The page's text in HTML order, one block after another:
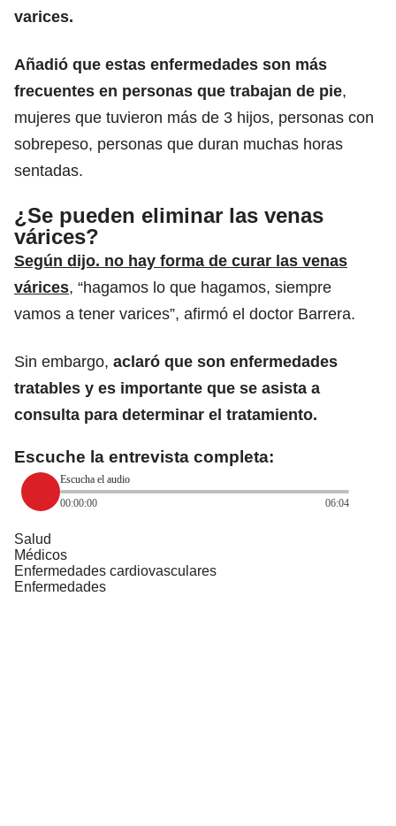
varices.
Añadió que estas enfermedades son más
frecuentes en personas que trabajan de pie,
mujeres que tuvieron más de 3 hijos, personas con
sobrepeso, personas que duran muchas horas
sentadas.
¿Se pueden eliminar las venas
várices?
Según dijo. no hay forma de curar las venas
várices, “hagamos lo que hagamos, siempre
vamos a tener varices”, afirmó el doctor Barrera.
Sin embargo, aclaró que son enfermedades
tratables y es importante que se asista a
consulta para determinar el tratamiento.
Escuche la entrevista completa:
Escucha el audio
00:00:00
06:04
Salud
Médicos
Enfermedades cardiovasculares
Enfermedades